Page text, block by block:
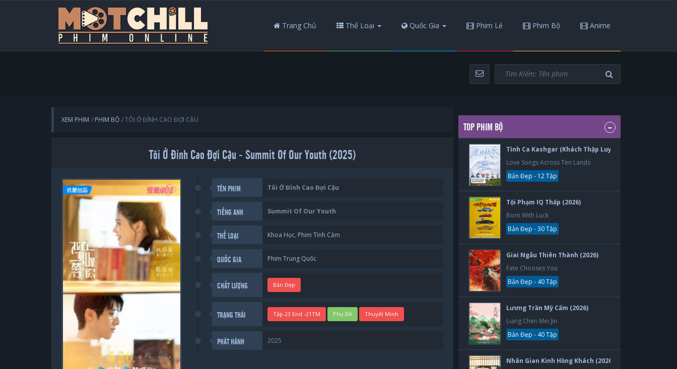
Trang Chủ Thể Loại Quốc Gia Phim Lẻ Phim Bộ Anime
XEM PHIM PHIM BỘ TÔI Ở ĐỈNH CAO ĐỢI CẬU
Tôi Ở Đỉnh Cao Đợi Cậu - Summit Of Our Youth (2025)
TÊN PHIM Tôi Ở Đỉnh Cao Đợi Cậu
TIẾNG ANH Summit Of Our Youth
THỂ LOẠI Khoa Học, Phim Tình Cảm
QUỐC GIA Phim Trung Quốc
CHẤT LƯỢNG Bản Đẹp
TRẠNG THÁI Tập 23 End -21TM Phụ Đề Thuyết Minh
PHÁT HÀNH 2025
TOP PHIM BỘ
Tình Ca Kashgar (Khách Thập Luyến Ca) (2026)
Love Songs Across Ten Lands
Bản Đẹp - 12 Tập
Tội Phạm IQ Thấp (2026)
Born With Luck
Bản Đẹp - 30 Tập
Giai Ngẫu Thiên Thành (2026)
Fate Chooses You
Bản Đẹp - 40 Tập
Lương Trần Mỹ Cẩm (2026)
Liang Chen Mei Jin
Bản Đẹp - 40 Tập
Nhân Gian Kinh Hồng Khách (2026)